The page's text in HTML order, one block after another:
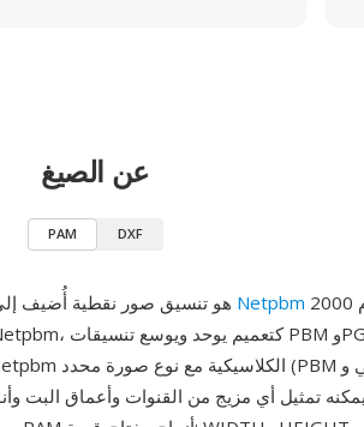
عن الصيغ
PAM DXF
Netpbm